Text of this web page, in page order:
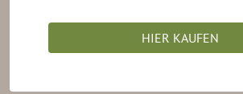
HIER KAUFEN